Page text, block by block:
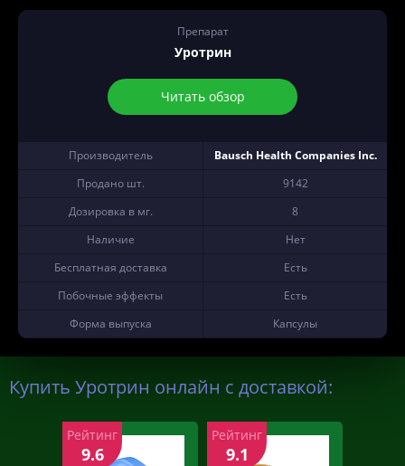
Препарат
Уротрин
Читать обзор
Производитель
Bausch Health Companies Inc.
Продано шт.
9142
Дозировка в мг.
8
Наличие
Нет
Бесплатная доставка
Есть
Побочные эффекты
Есть
Форма выпуска
Капсулы
Купить Уротрин онлайн с доставкой:
Рейтинг
9.6
Рейтинг
9.1